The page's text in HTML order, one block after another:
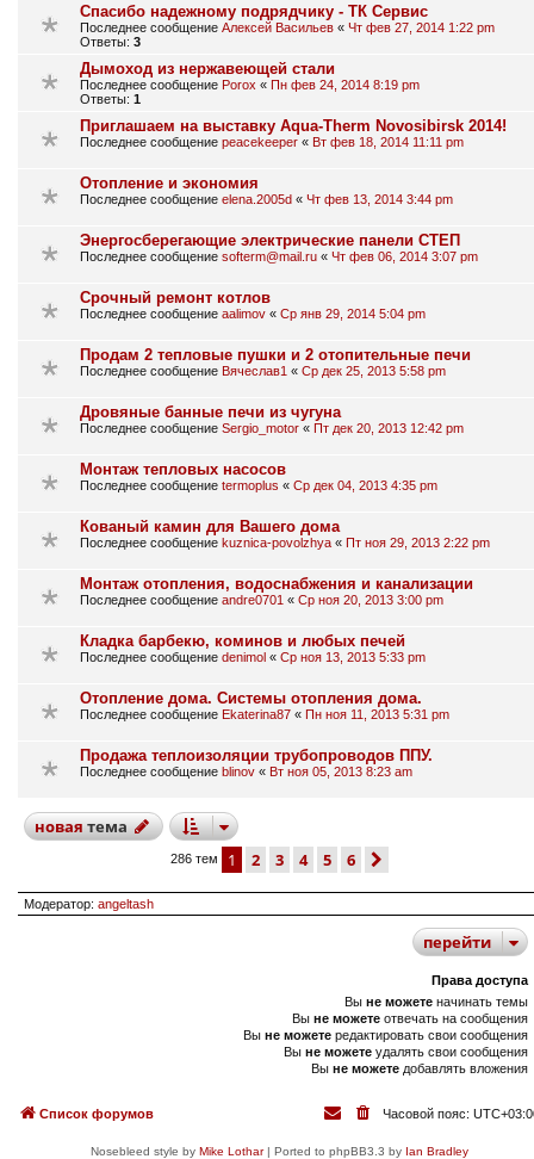
Спасибо надежному подрядчику - ТК Сервис
Последнее сообщение Алексей Васильев « Чт фев 27, 2014 1:22 pm
Ответы: 3
Дымоход из нержавеющей стали
Последнее сообщение Porox « Пн фев 24, 2014 8:19 pm
Ответы: 1
Приглашаем на выставку Aqua-Therm Novosibirsk 2014!
Последнее сообщение peacekeeper « Вт фев 18, 2014 11:11 pm
Отопление и экономия
Последнее сообщение elena.2005d « Чт фев 13, 2014 3:44 pm
Энергосберегающие электрические панели СТЕП
Последнее сообщение softerm@mail.ru « Чт фев 06, 2014 3:07 pm
Срочный ремонт котлов
Последнее сообщение aalimov « Ср янв 29, 2014 5:04 pm
Продам 2 тепловые пушки и 2 отопительные печи
Последнее сообщение Вячеслав1 « Ср дек 25, 2013 5:58 pm
Дровяные банные печи из чугуна
Последнее сообщение Sergio_motor « Пт дек 20, 2013 12:42 pm
Монтаж тепловых насосов
Последнее сообщение termoplus « Ср дек 04, 2013 4:35 pm
Кованый камин для Вашего дома
Последнее сообщение kuznica-povolzhya « Пт ноя 29, 2013 2:22 pm
Монтаж отопления, водоснабжения и канализации
Последнее сообщение andre0701 « Ср ноя 20, 2013 3:00 pm
Кладка барбекю, коминов и любых печей
Последнее сообщение denimol « Ср ноя 13, 2013 5:33 pm
Отопление дома. Системы отопления дома.
Последнее сообщение Ekaterina87 « Пн ноя 11, 2013 5:31 pm
Продажа теплоизоляции трубопроводов ППУ.
Последнее сообщение blinov « Вт ноя 05, 2013 8:23 am
новаятема
286 тем 1 2 3 4 5 6
Модератор: angeltash
перейти
Права доступа
Вы не можете начинать темы
Вы не можете отвечать на сообщения
Вы не можете редактировать свои сообщения
Вы не можете удалять свои сообщения
Вы не можете добавлять вложения
Список форумов Часовой пояс:
Nosebleed style by Mike Lothar| Ported to phpBB3.3 by Ian Bradley